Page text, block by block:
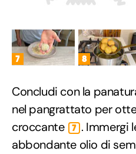
7 8
Concludi con la
nel pangrattato per
croccante
7 . Immergi
abbondante olio di